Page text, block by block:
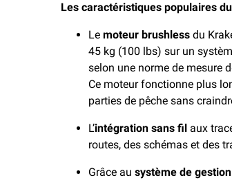
Les caractéristiques populaires
Le moteur brushless du
45 kg (100 lbs) sur un
selon une norme de mesure
Ce moteur fonctionne plus
parties de pêche sans
L’intégration sans fil aux
routes, des schémas et des
Grâce au système de